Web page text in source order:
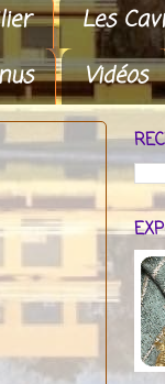
Les
Vidéos